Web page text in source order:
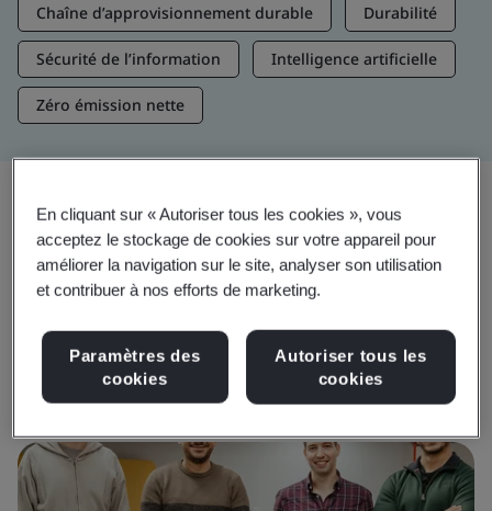
Chaîne d’approvisionnement durable
Durabilité
Sécurité de l’information Intelligence artificielle
Zéro émission nette
Aperçus et médias
Aperçus sur les tendances
Obtenir des aperçus et des médias
En cliquant sur « Autoriser tous les cookies », vous
acceptez le stockage de cookies sur votre appareil pour
améliorer la navigation sur le site, analyser son utilisation
et contribuer à nos efforts de marketing.
Paramètres des
cookies
Autoriser tous les
cookies